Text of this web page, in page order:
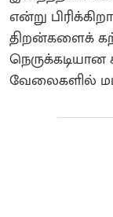
என்று
திறன்களைக்
வேலைகளில்